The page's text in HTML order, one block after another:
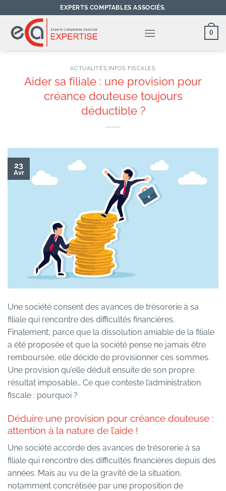
au
contenu
EXPERTS COMPTABLES ASSOCIÉS.
0
ACTUALITÉS,INFOS FISCALES
Aider sa filiale : une provision pour
créance douteuse toujours
déductible ?
23
Avr
Une société consent des avances de trésorerie à sa
filiale qui rencontre des difficultés financières.
Finalement, parce que la dissolution amiable de la filiale
a été proposée et que la société pense ne jamais être
remboursée, elle décide de provisionner ces sommes.
Une provision qu’elle déduit ensuite de son propre
résultat imposable… Ce que conteste l’administration
fiscale : pourquoi ?
Déduire une provision pour créance douteuse :
attention à la nature de l’aide !
Une société accorde des avances de trésorerie à sa
filiale qui rencontre des difficultés financières depuis des
années. Mais au vu de la gravité de la situation,
notamment concrétisée par une proposition de